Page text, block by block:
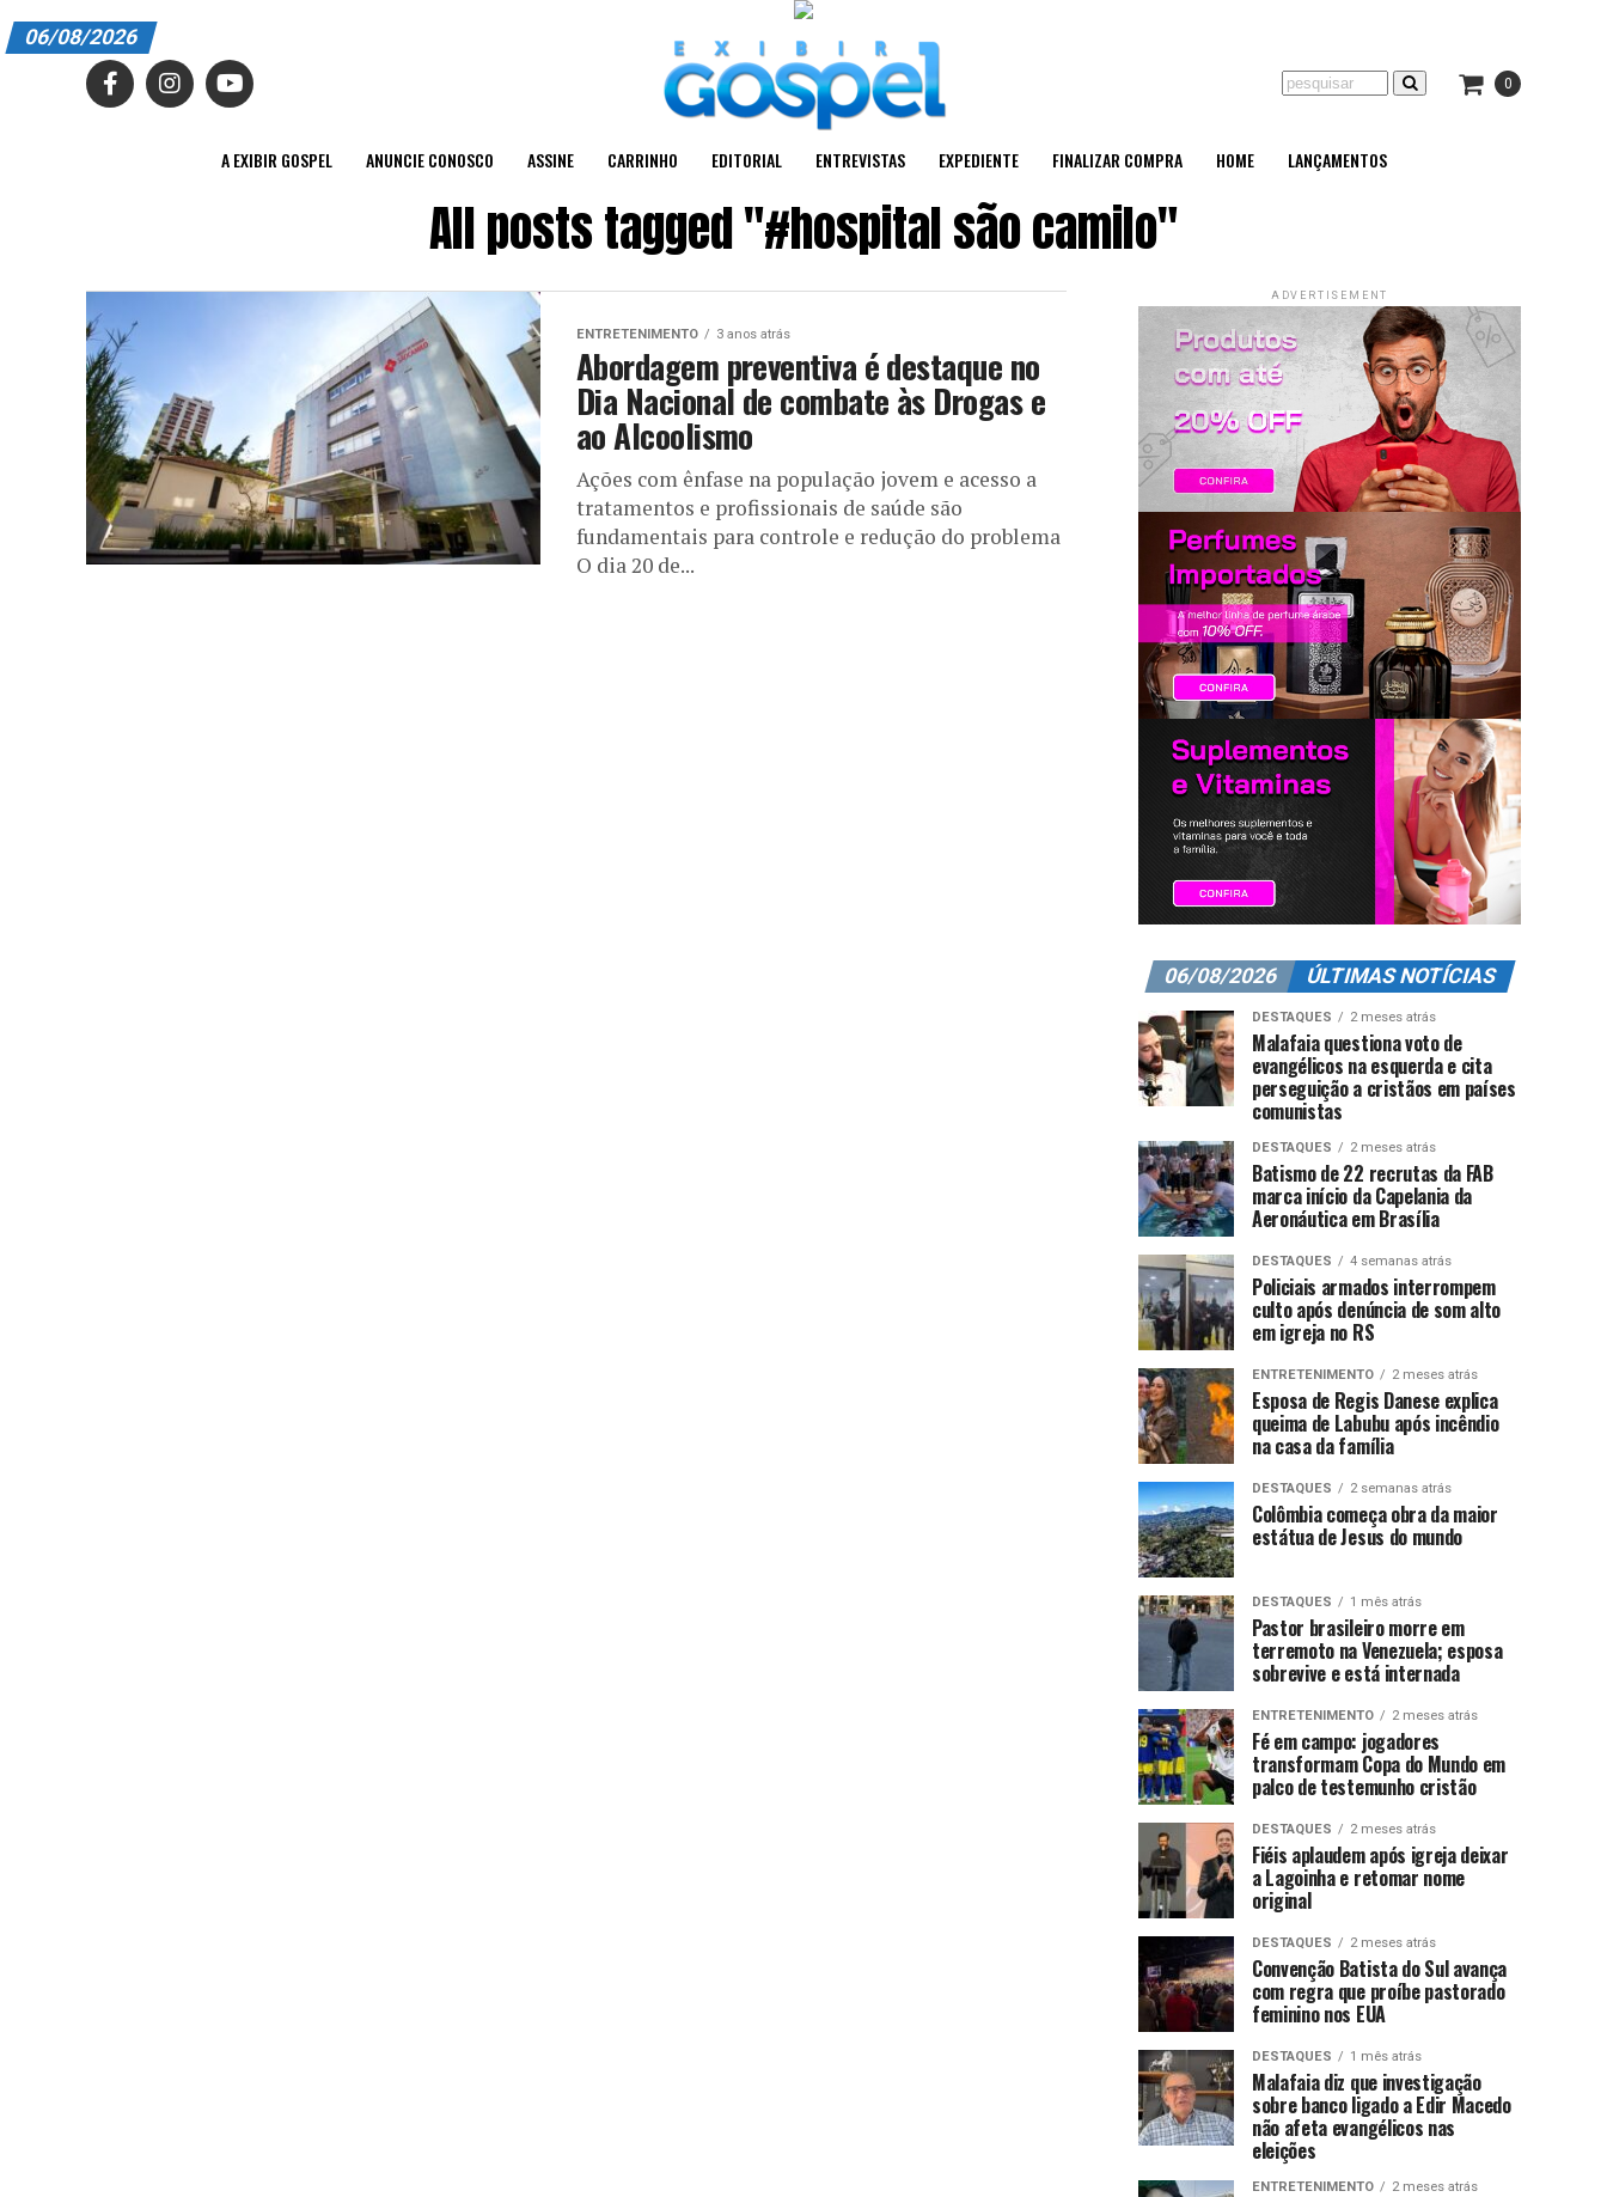
A EXIBIR GOSPEL
EDITORIAL
ENTREVISTAS
EXPEDIENTE
FINALIZAR COMPRA
HOME
LANÇAMENTOS
06/08/2026
0
A EXIBIR GOSPEL ANUNCIE CONOSCO ASSINE CARRINHO EDITORIAL ENTREVISTAS EXPEDIENTE FINALIZAR COMPRA HOME LANÇAMENTOS
All posts tagged "#hospital são camilo"
ENTRETENIMENTO 3 anos atrás
Abordagem preventiva é destaque no
Dia Nacional de combate às Drogas e
ao Alcoolismo
Ações com ênfase na população jovem e acesso a
tratamentos e profissionais de saúde são
fundamentais para controle e redução do problema
O dia 20 de...
ADVERTISEMENT
06/08/2026 ÚLTIMAS NOTÍCIAS
DESTAQUES 2 meses atrás
Malafaia questiona voto de
evangélicos na esquerda e cita
perseguição a cristãos em países
comunistas
DESTAQUES 2 meses atrás
Batismo de 22 recrutas da FAB
marca início da Capelania da
Aeronáutica em Brasília
DESTAQUES 4 semanas atrás
Policiais armados interrompem
culto após denúncia de som alto
em igreja no RS
ENTRETENIMENTO 2 meses atrás
Esposa de Regis Danese explica
queima de Labubu após incêndio
na casa da família
DESTAQUES 2 semanas atrás
Colômbia começa obra da maior
estátua de Jesus do mundo
DESTAQUES 1 mês atrás
Pastor brasileiro morre em
terremoto na Venezuela; esposa
sobrevive e está internada
ENTRETENIMENTO 2 meses atrás
Fé em campo: jogadores
transformam Copa do Mundo em
palco de testemunho cristão
DESTAQUES 2 meses atrás
Fiéis aplaudem após igreja deixar
a Lagoinha e retomar nome
original
DESTAQUES 2 meses atrás
Convenção Batista do Sul avança
com regra que proíbe pastorado
feminino nos EUA
DESTAQUES 1 mês atrás
Malafaia diz que investigação
sobre banco ligado a Edir Macedo
não afeta evangélicos nas
eleições
ENTRETENIMENTO 2 meses atrás